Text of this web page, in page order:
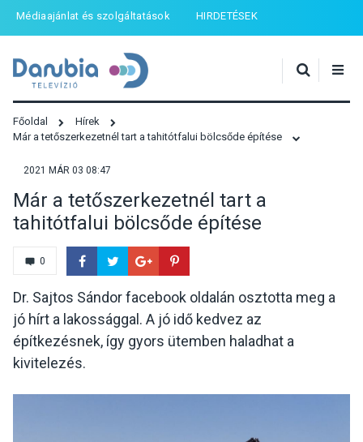
Médiaajánlat és szolgáltatások HIRDETÉSEK
Főoldal
Hírek
Már a tetőszerkezetnél tart a tahitótfalui bölcsőde építése
2021 MÁR 03 08:47
Már a tetőszerkezetnél tart a
tahitótfalui bölcsőde építése
0
Dr. Sajtos Sándor facebook oldalán osztotta meg a
jó hírt a lakossággal. A jó idő kedvez az
építkezésnek, így gyors ütemben haladhat a
kivitelezés.